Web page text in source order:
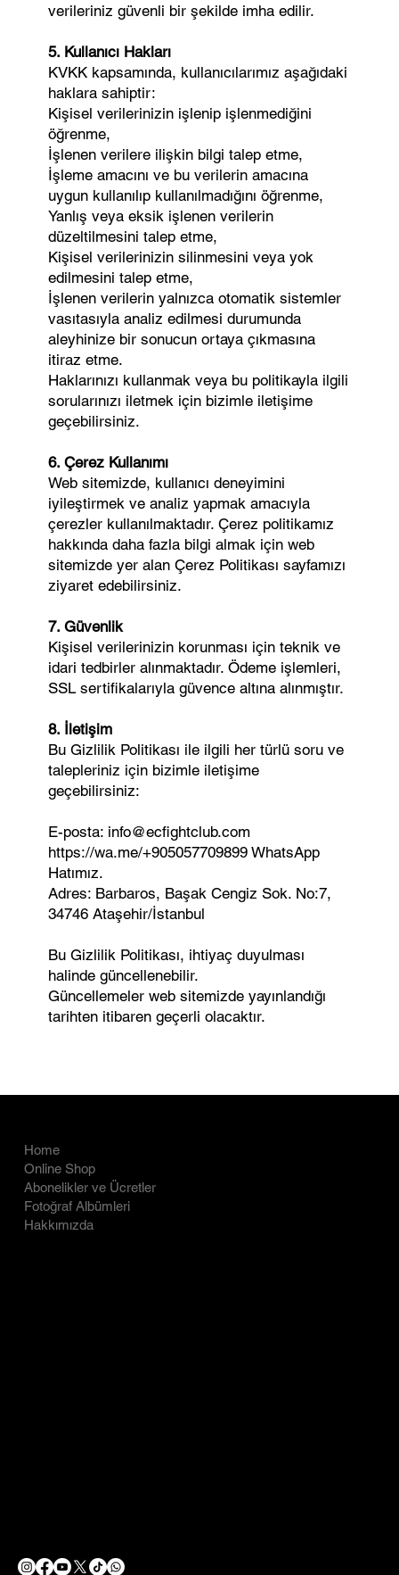
verileriniz güvenli bir şekilde imha edilir.
5. Kullanıcı Hakları
KVKK kapsamında, kullanıcılarımız aşağıdaki
haklara sahiptir:
Kişisel verilerinizin işlenip işlenmediğini
öğrenme,
İşlenen verilere ilişkin bilgi talep etme,
İşleme amacını ve bu verilerin amacına
uygun kullanılıp kullanılmadığını öğrenme,
Yanlış veya eksik işlenen verilerin
düzeltilmesini talep etme,
Kişisel verilerinizin silinmesini veya yok
edilmesini talep etme,
İşlenen verilerin yalnızca otomatik sistemler
vasıtasıyla analiz edilmesi durumunda
aleyhinize bir sonucun ortaya çıkmasına
itiraz etme.
Haklarınızı kullanmak veya bu politikayla ilgili
sorularınızı iletmek için bizimle iletişime
geçebilirsiniz.
6. Çerez Kullanımı
Web sitemizde, kullanıcı deneyimini
iyileştirmek ve analiz yapmak amacıyla
çerezler kullanılmaktadır. Çerez politikamız
hakkında daha fazla bilgi almak için web
sitemizde yer alan Çerez Politikası sayfamızı
ziyaret edebilirsiniz.
7. Güvenlik
Kişisel verilerinizin korunması için teknik ve
idari tedbirler alınmaktadır. Ödeme işlemleri,
SSL sertifikalarıyla güvence altına alınmıştır.
8. İletişim
Bu Gizlilik Politikası ile ilgili her türlü soru ve
talepleriniz için bizimle iletişime
geçebilirsiniz:
E-posta: info@ecfightclub.com
https://wa.me/+905057709899 WhatsApp
Hatımız.
Adres: Barbaros, Başak Cengiz Sok. No:7,
34746 Ataşehir/İstanbul
Bu Gizlilik Politikası, ihtiyaç duyulması
halinde güncellenebilir.
Güncellemeler web sitemizde yayınlandığı
tarihten itibaren geçerli olacaktır.
Home
Online Shop
Abonelikler ve Ücretler
Fotoğraf Albümleri
Hakkımızda